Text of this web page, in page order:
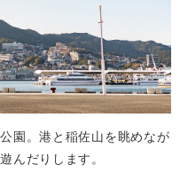
園。港と稲佐山を眺めなが
んだりします。